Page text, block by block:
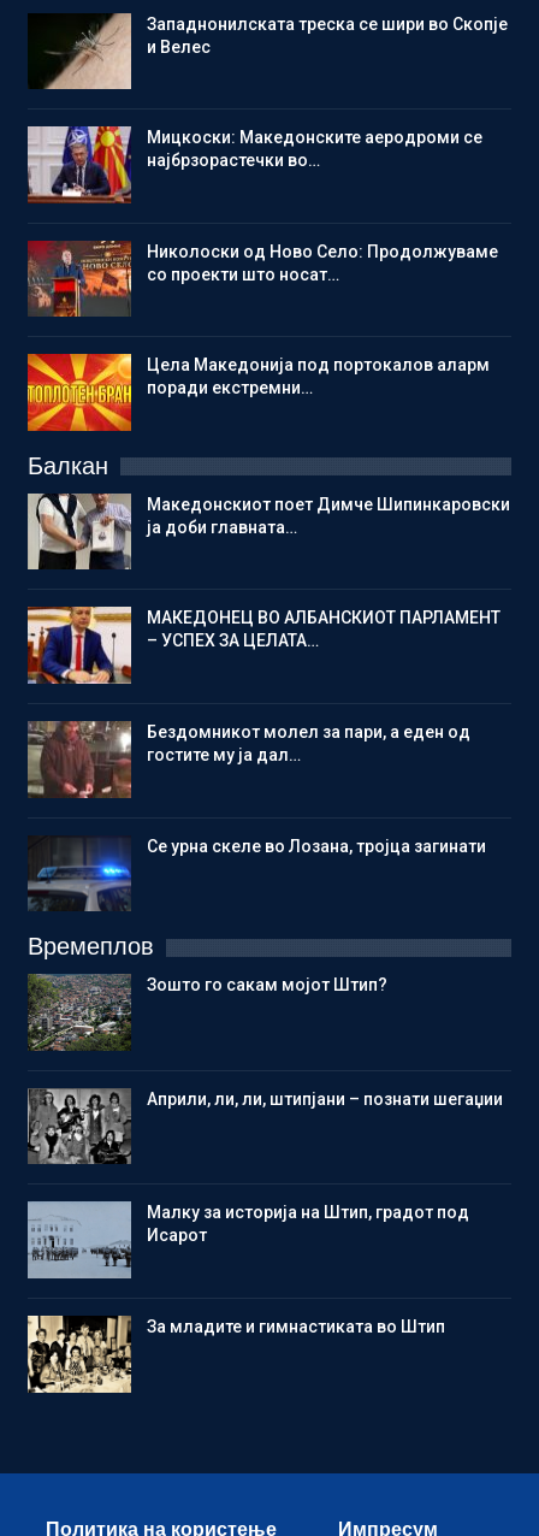
Западнонилската треска се шири во Скопје
и Велес
Мицкоски: Македонските аеродроми се
најбрзорастечки во…
Николоски од Ново Село: Продолжуваме
со проекти што носат…
Цела Македонија под портокалов аларм
поради екстремни…
Балкан
Македонскиот поет Димче Шипинкаровски
ја доби главната…
МАКЕДОНЕЦ ВО АЛБАНСКИОТ ПАРЛАМЕНТ
– УСПЕХ ЗА ЦЕЛАТА…
Бездомникот молел за пари, а еден од
гостите му ја дал…
Се урна скеле во Лозана, тројца загинати
Времеплов
Зошто го сакам мојот Штип?
Aприли, ли, ли, штипјани – познати шегаџии
Малку за историја на Штип, градот под
Исарот
Зa младите и гимнастиката во Штип
Политика на користење Импресум